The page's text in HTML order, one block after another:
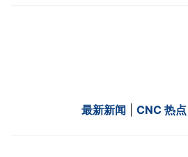
最新新闻 CNC 热点